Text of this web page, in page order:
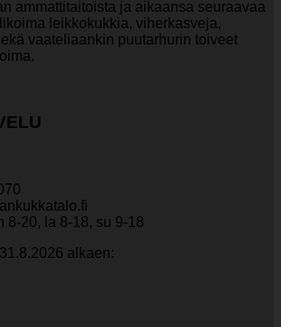
ammattitaitoista ja aikaansa seuraavaa
leikkokukkia, viherkasveja,
vaateliaankin puutarhurin toiveet
8-20, la 8-18, su 9-18
alkaen: